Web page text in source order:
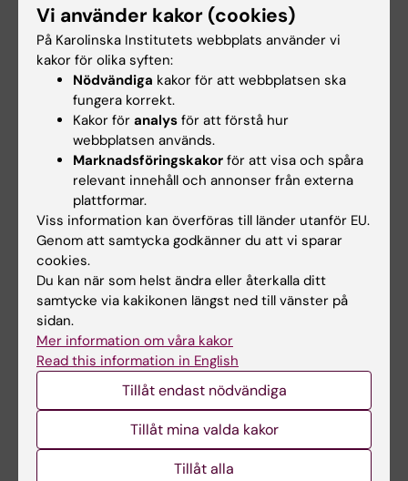
räknas som utnyttjat examinationstillfälle även
om examinationen inte lämnats in.
Om det föreligger särskilda skäl, eller behov av
anpassning för student med
funktionsnedsättning får examinator fatta
beslut om att frångå kursplanens föreskrifter
om examinationsform, antal
examinationstillfällen, möjlighet till
komplettering eller undantag från
obligatoriska utbildningsmoment, m.m.
Innehåll och lärandemål samt nivån på
förväntade färdigheter, kunskaper och
förmågor får inte ändras, tas bort eller sänkas.
Examinator bedömer om och i så fall hur
frånvaro från obligatoriska utbildningsinslag
kan tas igen. Innan studenten deltagit i de
obligatoriska utbildningsinslagen eller tagit
Vi använder kakor (cookies)
På Karolinska Institutets webbplats använder vi
kakor för olika syften:
Nödvändiga kakor för att webbplatsen ska
fungera korrekt.
Kakor för analys för att förstå hur
webbplatsen används.
Marknadsföringskakor för att visa och spåra
relevant innehåll och annonser från externa
plattformar.
Viss information kan överföras till länder utanför EU.
Genom att samtycka godkänner du att vi sparar
cookies.
Du kan när som helst ändra eller återkalla ditt
samtycke via kakikonen längst ned till vänster på
sidan.
Mer information om våra kakor
Read this information in English
Tillåt endast nödvändiga
Tillåt mina valda kakor
Tillåt alla